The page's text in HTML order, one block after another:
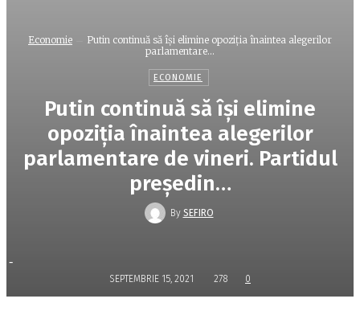
Economie
Putin continuă să îşi elimine opoziţia înaintea alegerilor
parlamentare...
ECONOMIE
Putin continuă să îşi elimine
opoziţia înaintea alegerilor
parlamentare de vineri. Partidul
preşedin…
By SEFIRO
-
SEPTEMBRIE 15, 2021 278 0